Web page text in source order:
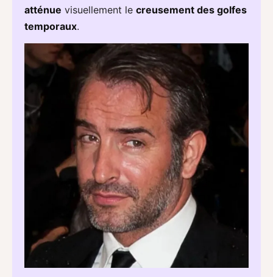
atténue visuellement le creusement des golfes
temporaux.